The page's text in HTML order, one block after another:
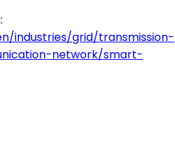
industries/grid/transmission-
network/smart-